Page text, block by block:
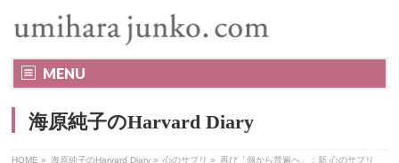
MENU
海原純子のHarvard Diary
HOME » 海原純子のHarvard Diary» 心のサプリ » 再び「個から普遍へ」：新 心のサプリ